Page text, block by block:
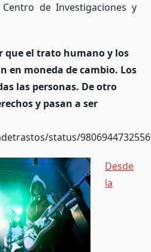
de Investigaciones y
que el trato humano y los
en moneda de cambio. Los
las personas. De otro
y pasan a ser
status/
Desde
la